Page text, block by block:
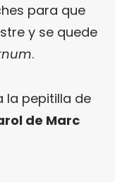
para que
y se quede
.
la pepitilla de
de Marc